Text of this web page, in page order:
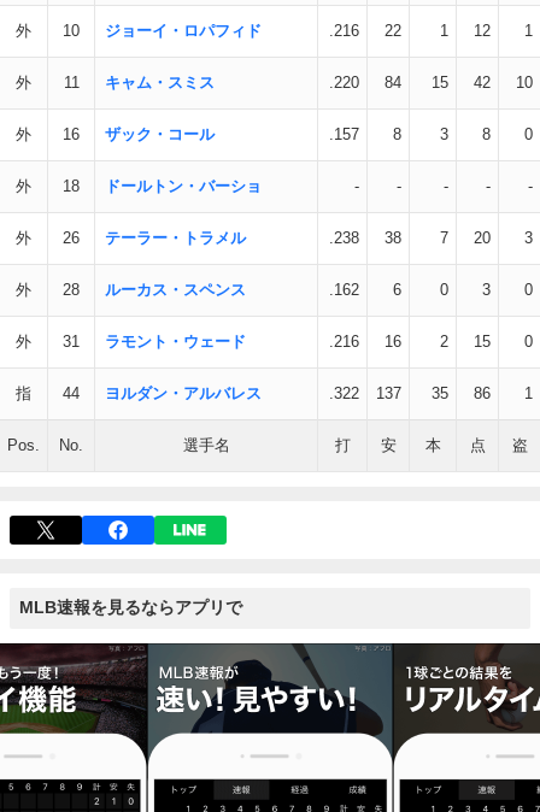
外 10 ジョーイ・ロパフィド .216 22 1 12 1
外 11 キャム・スミス .220 84 15 42 10
外 16 ザック・コール .157 8 3 8 0
外 18 ドールトン・バーショ - - - - -
外 26 テーラー・トラメル .238 38 7 20 3
外 28 ルーカス・スペンス .162 6 0 3 0
外 31 ラモント・ウェード .216 16 2 15 0
指 44 ヨルダン・アルバレス .322 137 35 86 1
Pos. No. 選手名 打 安 本 点 盗
MLB速報を見るならアプリで